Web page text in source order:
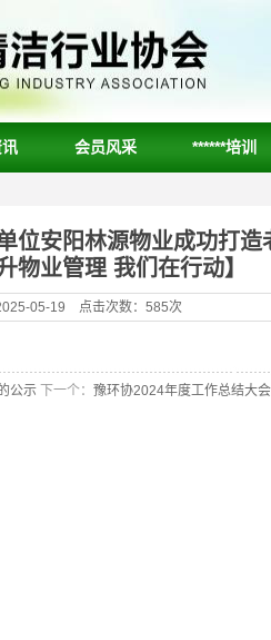
会员风采 ******培训
安阳林源物业成功打造
业管理 我们在行动】
05-19 点击次数：585次
公示 下一个： 豫环协2024年度工作总结大